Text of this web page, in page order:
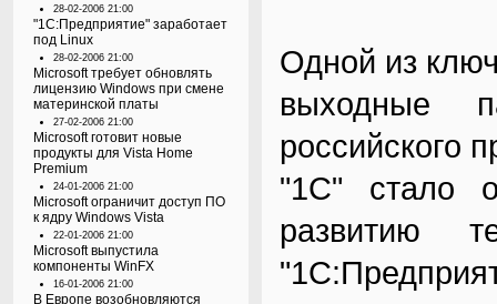
28-02-2006 21:00
"1C:Предприятие" заработает
под Linux
28-02-2006 21:00
Microsoft требует обновлять
лицензию Windows при смене
материнской платы
27-02-2006 21:00
Microsoft готовит новые
продукты для Vista Home
Premium
24-01-2006 21:00
Microsoft ограничит доступ ПО
к ядру Windows Vista
22-01-2006 21:00
Microsoft выпустила
компоненты WinFX
16-01-2006 21:00
В Европе возобновляются
Одной из
выходные
российского
"1С" стало
развитию